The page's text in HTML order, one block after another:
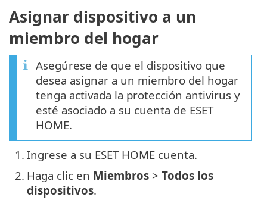
Asignar dispositivo a un
miembro del hogar
Asegúrese de que el dispositivo que
desea asignar a un miembro del hogar
tenga activada la protección antivirus y
esté asociado a su cuenta de ESET
HOME.
1. Ingrese a su ESET HOME cuenta.
2. Haga clic en Miembros > Todos los
dispositivos.